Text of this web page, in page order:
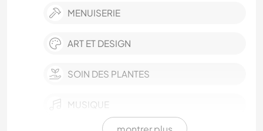
MENUISERIE
ART ET DESIGN
SOIN DES PLANTES
MUSIQUE